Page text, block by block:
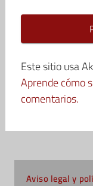
Este sitio usa
Aprende cómo
comentarios.
Aviso legal y